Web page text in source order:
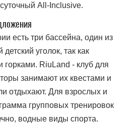
All-Inclusive.
есть три бассейна, один из
уголок, так как
RiuLand - клуб для
занимают их квестами и
отдыхают. Для взрослых и
групповых тренировок
водные виды спорта.